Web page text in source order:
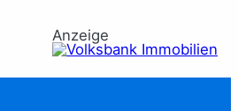
Anzeige